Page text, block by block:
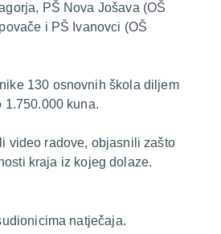
PŠ Nova Jošava (OŠ
i PŠ Ivanovci (OŠ
130 osnovnih škola diljem
1.750.000 kuna.
video radove, objasnili zašto
kraja iz kojeg dolaze.
natječaja.